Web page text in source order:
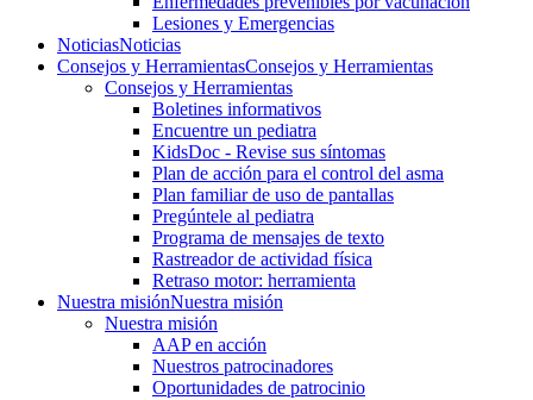
Lesiones y Emergencias
NoticiasNoticias
Consejos y HerramientasConsejos y Herramientas
Consejos y Herramientas
Boletines informativos
Encuentre un pediatra
KidsDoc - Revise sus síntomas
Plan de acción para el control del asma
Plan familiar de uso de pantallas
Pregúntele al pediatra
Programa de mensajes de texto
Rastre​​ador de activida​d física
Retraso motor: herramienta
Nuestra misiónNuestra misión
Nuestra misión
AAP en acción
Nuestros patrocinadores
Oportunidades de patrocinio